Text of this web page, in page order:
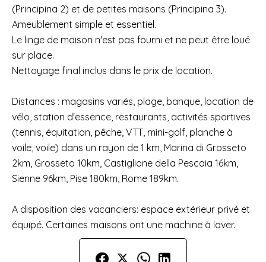
(Principina 2) et de petites maisons (Principina 3).
Ameublement simple et essentiel.
Le linge de maison n'est pas fourni et ne peut être loué
sur place.
Nettoyage final inclus dans le prix de location.
Distances : magasins variés, plage, banque, location de
vélo, station d'essence, restaurants, activités sportives
(tennis, équitation, pêche, VTT, mini-golf, planche à
voile, voile) dans un rayon de 1 km, Marina di Grosseto
2km, Grosseto 10km, Castiglione della Pescaia 16km,
Sienne 96km, Pise 180km, Rome 189km.
A disposition des vacanciers: espace extérieur privé et
équipé. Certaines maisons ont une machine à laver.